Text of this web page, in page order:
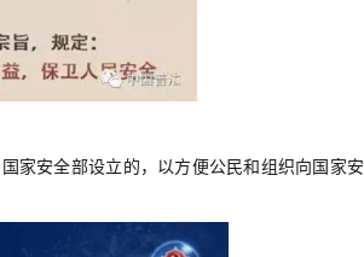
家安全部设立的，以方便公民和组织向国家安